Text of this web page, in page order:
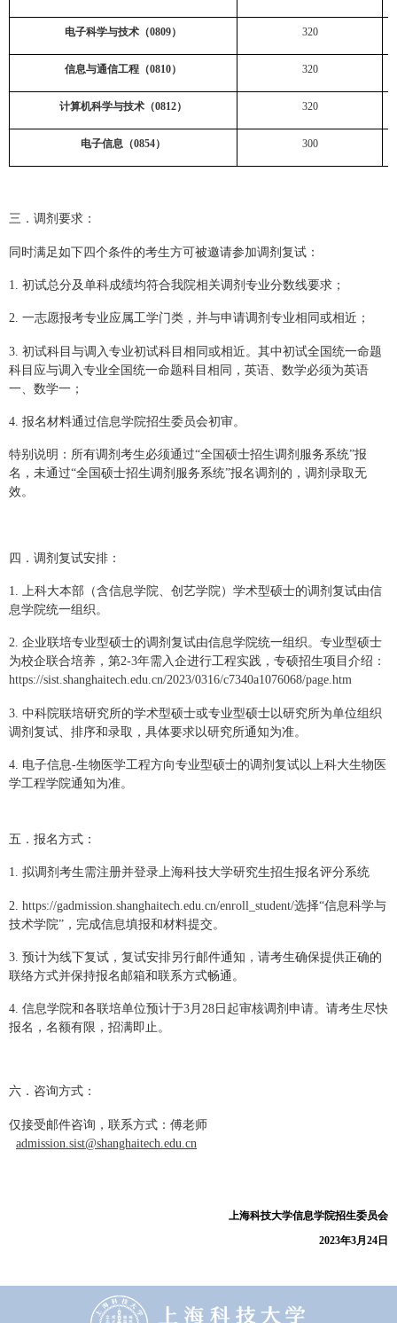
电子科学与技术（0809） 320
信息与通信工程（0810） 320
计算机科学与技术（0812） 320
电子信息（0854） 300
三．调剂要求：
同时满足如下四个条件的考生方可被邀请参加调剂复试：
1. 初试总分及单科成绩均符合我院相关调剂专业分数线要求；
2. 一志愿报考专业应属工学门类，并与申请调剂专业相同或相近；
3. 初试科目与调入专业初试科目相同或相近。其中初试全国统一命题
科目应与调入专业全国统一命题科目相同，英语、数学必须为英语
一、数学一；
4. 报名材料通过信息学院招生委员会初审。
特别说明：所有调剂考生必须通过“全国硕士招生调剂服务系统”报
名，未通过“全国硕士招生调剂服务系统”报名调剂的，调剂录取无
效。
四．调剂复试安排：
1. 上科大本部（含信息学院、创艺学院）学术型硕士的调剂复试由信
息学院统一组织。
2. 企业联培专业型硕士的调剂复试由信息学院统一组织。专业型硕士
为校企联合培养，第2-3年需入企进行工程实践，专硕招生项目介绍：
https://sist.shanghaitech.edu.cn/2023/0316/c7340a1076068/page.htm
3. 中科院联培研究所的学术型硕士或专业型硕士以研究所为单位组织
调剂复试、排序和录取，具体要求以研究所通知为准。
4. 电子信息-生物医学工程方向专业型硕士的调剂复试以上科大生物医
学工程学院通知为准。
五．报名方式：
1. 拟调剂考生需注册并登录上海科技大学研究生招生报名评分系统
2. https://gadmission.shanghaitech.edu.cn/enroll_student/选择“信息科学与
技术学院”，完成信息填报和材料提交。
3. 预计为线下复试，复试安排另行邮件通知，请考生确保提供正确的
联络方式并保持报名邮箱和联系方式畅通。
4. 信息学院和各联培单位预计于3月 28 日起审核调剂申请。请考生尽快
报名，名额有限，招满即止。
六．咨询方式：
仅接受邮件咨询，联系方式：傅老师
admission.sist@shanghaitech.edu.cn
上海科技大学信息学院招生委员会
2023年3月 24 日